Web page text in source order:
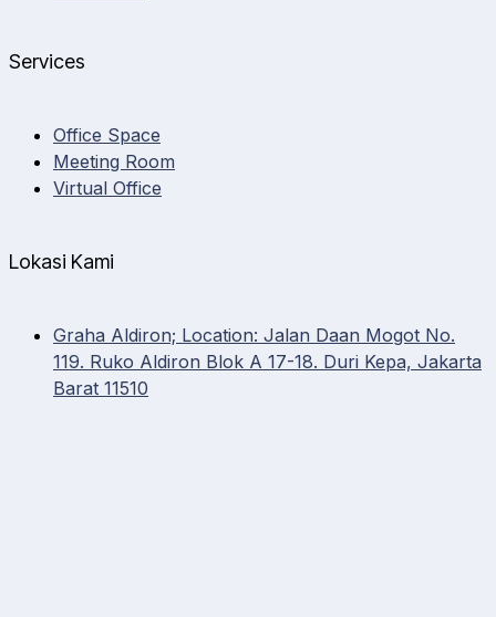
Services
Office Space
Meeting Room
Virtual Office
Lokasi Kami
Graha Aldiron; Location: Jalan Daan Mogot No.
119. Ruko Aldiron Blok A 17-18. Duri Kepa, Jakarta
Barat 11510